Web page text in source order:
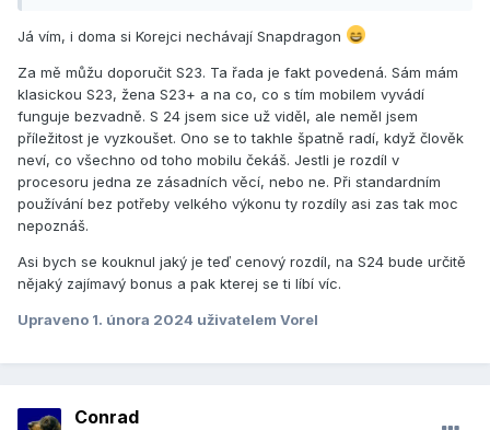
Já vím, i doma si Korejci nechávají Snapdragon
Za mě můžu doporučit S23. Ta řada je fakt povedená. Sám mám
klasickou S23, žena S23+ a na co, co s tím mobilem vyvádí
funguje bezvadně. S 24 jsem sice už viděl, ale neměl jsem
příležitost je vyzkoušet. Ono se to takhle špatně radí, když člověk
neví, co všechno od toho mobilu čekáš. Jestli je rozdíl v
procesoru jedna ze zásadních věcí, nebo ne. Při standardním
používání bez potřeby velkého výkonu ty rozdíly asi zas tak moc
nepoznáš.
Asi bych se kouknul jaký je teď cenový rozdíl, na S24 bude určitě
nějaký zajímavý bonus a pak kterej se ti líbí víc.
Upraveno 1. února 2024 uživatelem Vorel
Conrad